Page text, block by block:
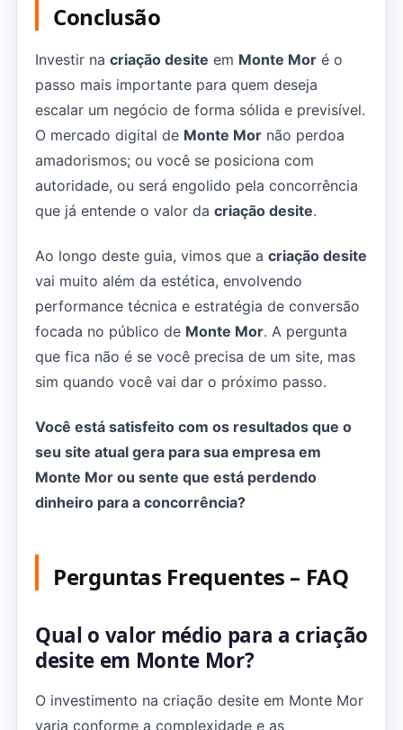
Conclusão
Investir na criação desite em Monte Mor é o
passo mais importante para quem deseja
escalar um negócio de forma sólida e previsível.
O mercado digital de Monte Mor não perdoa
amadorismos; ou você se posiciona com
autoridade, ou será engolido pela concorrência
que já entende o valor da criação desite.
Ao longo deste guia, vimos que a criação desite
vai muito além da estética, envolvendo
performance técnica e estratégia de conversão
focada no público de Monte Mor. A pergunta
que fica não é se você precisa de um site, mas
sim quando você vai dar o próximo passo.
Você está satisfeito com os resultados que o
seu site atual gera para sua empresa em
Monte Mor ou sente que está perdendo
dinheiro para a concorrência?
Perguntas Frequentes – FAQ
Qual o valor médio para a criação
desite em Monte Mor?
O investimento na criação desite em Monte Mor
varia conforme a complexidade e as